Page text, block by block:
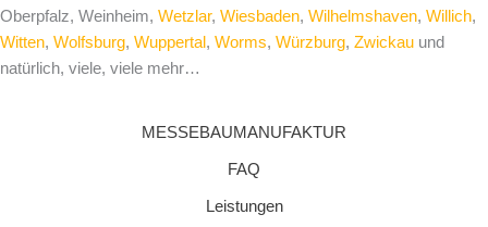
Oberpfalz, Weinheim, Wetzlar, Wiesbaden, Wilhelmshaven, Willich,
Witten, Wolfsburg, Wuppertal , Worms, Würzburg, Zwickau und
natürlich, viele, viele mehr…
MESSEBAUMANUFAKTUR
FAQ
Leistungen